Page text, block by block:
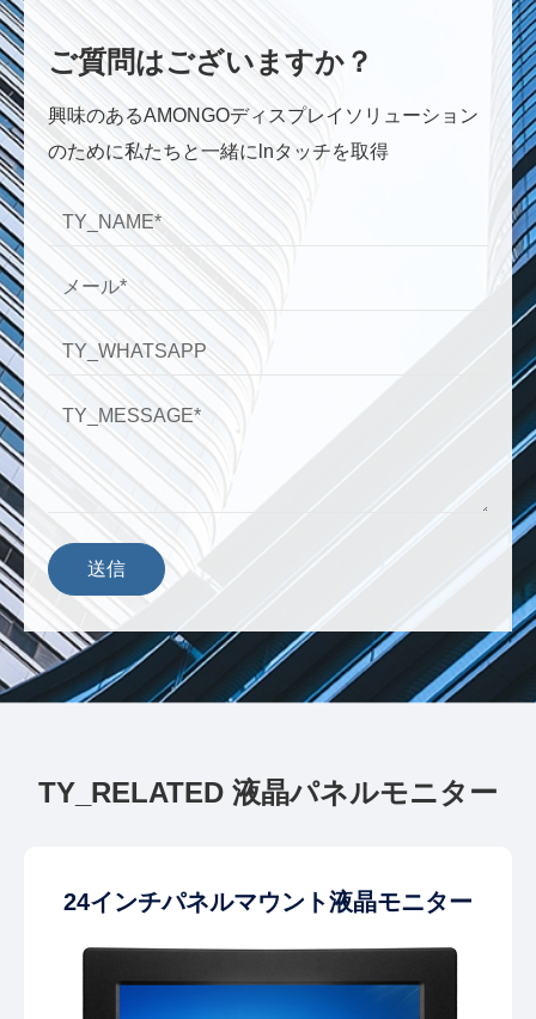
ご質問はございますか？
興味のあるAMONGOディスプレイソリューション
のために私たちと一緒にlnタッチを取得
送信
TY_RELATED 液晶パネルモニター
24インチパネルマウント液晶モニター